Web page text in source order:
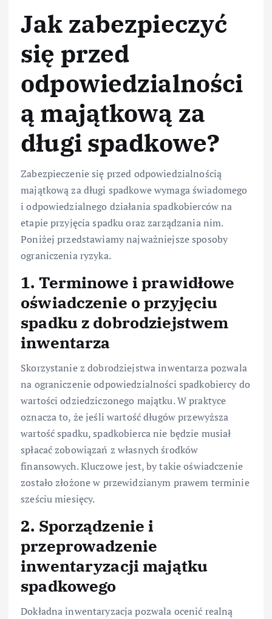
Jak zabezpieczyć
się przed
odpowiedzialności
ą majątkową za
długi spadkowe?
Zabezpieczenie się przed odpowiedzialnością
majątkową za długi spadkowe wymaga świadomego
i odpowiedzialnego działania spadkobierców na
etapie przyjęcia spadku oraz zarządzania nim.
Poniżej przedstawiamy najważniejsze sposoby
ograniczenia ryzyka.
1. Terminowe i prawidłowe
oświadczenie o przyjęciu
spadku z dobrodziejstwem
inwentarza
Skorzystanie z dobrodziejstwa inwentarza pozwala
na ograniczenie odpowiedzialności spadkobiercy do
wartości odziedziczonego majątku. W praktyce
oznacza to, że jeśli wartość długów przewyższa
wartość spadku, spadkobierca nie będzie musiał
spłacać zobowiązań z własnych środków
finansowych. Kluczowe jest, by takie oświadczenie
zostało złożone w przewidzianym prawem terminie
sześciu miesięcy.
2. Sporządzenie i
przeprowadzenie
inwentaryzacji majątku
spadkowego
Dokładna inwentaryzacja pozwala ocenić realną